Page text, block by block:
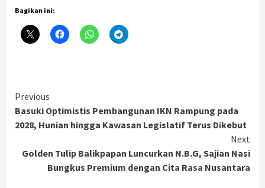
Bagikan ini:
Continue
Reading
Previous
Basuki Optimistis Pembangunan IKN Rampung pada
2028, Hunian hingga Kawasan Legislatif Terus Dikebut
Next
Golden Tulip Balikpapan Luncurkan N.B.G, Sajian Nasi
Bungkus Premium dengan Cita Rasa Nusantara